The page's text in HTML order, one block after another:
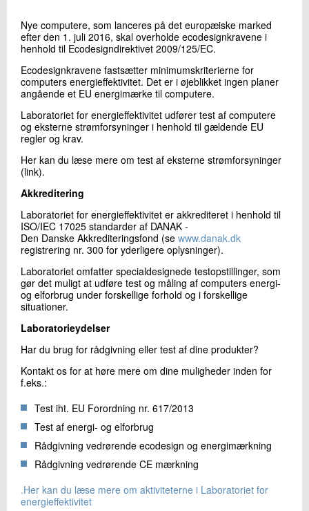
+45 72 20 24 72
Send e-mail
Skriv til mig
Send
Nye computere, som lanceres på det europæiske marked
efter den 1. juli 2016, skal overholde ecodesignkravene i
henhold til Ecodesigndirektivet 2009/125/EC.
Ecodesignkravene fastsætter minimumskriterierne for
computers energieffektivitet. Det er i øjeblikket ingen planer
angående et EU energimærke til computere.
Laboratoriet for energieffektivitet udfører test af computere
og eksterne strømforsyninger i henhold til gældende EU
regler og krav.
Her kan du læse mere om test af eksterne strømforsyninger
(link).
Akkreditering
Laboratoriet for energieffektivitet er akkrediteret i henhold til
ISO/IEC 17025 standarder af DANAK -
Den Danske Akkrediteringsfond (se www.danak.dk
registrering nr. 300 for yderligere oplysninger).
Laboratoriet omfatter specialdesignede testopstillinger, som
gør det muligt at udføre test og måling af computers energi-
og elforbrug under forskellige forhold og i forskellige
situationer.
Laboratorieydelser
Har du brug for rådgivning eller test af dine produkter?
Kontakt os for at høre mere om dine muligheder inden for
f.eks.:
Test iht. EU Forordning nr. 617/2013
Test af energi- og elforbrug
Rådgivning vedrørende ecodesign og energimærkning
Rådgivning vedrørende CE mærkning
.Her kan du læse mere om aktiviteterne i Laboratoriet for
energieffektivitet